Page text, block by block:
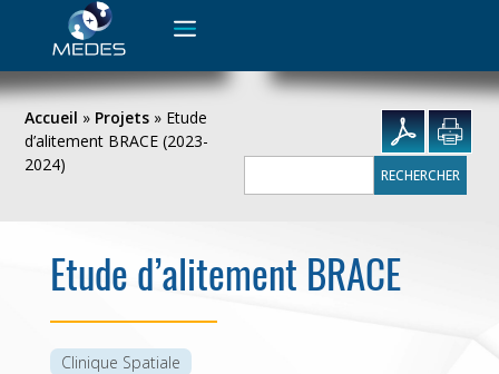
Rechercher :
Accueil » Projets » Etude
d’alitement BRACE (2023-
2024)
Etude d’alitement BRACE
Clinique Spatiale